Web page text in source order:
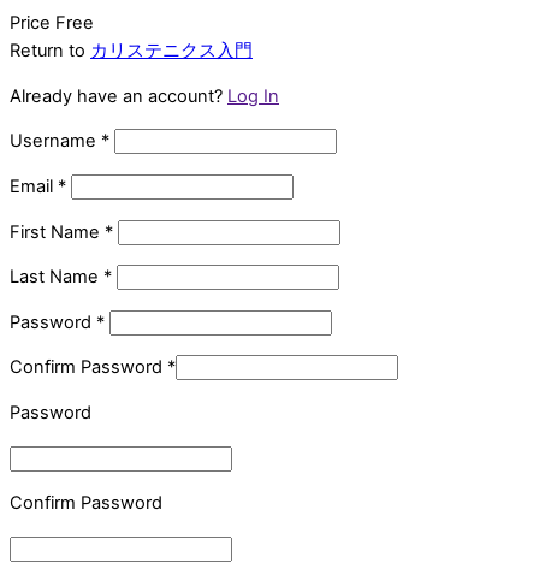
Price Free
Return to カリステニクス入門
Already have an account? Log In
Username *
Email *
First Name *
Last Name *
Password *
Confirm Password *
Password
Confirm Password